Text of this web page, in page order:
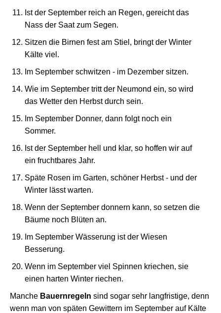
Ist der September reich an Regen, gereicht das
Nass der Saat zum Segen.
Sitzen die Birnen fest am Stiel, bringt der Winter
Kälte viel.
Im September schwitzen - im Dezember sitzen.
Wie im September tritt der Neumond ein, so wird
das Wetter den Herbst durch sein.
Im September Donner, dann folgt noch ein
Sommer.
Ist der September hell und klar, so hoffen wir auf
ein fruchtbares Jahr.
Späte Rosen im Garten, schöner Herbst - und der
Winter lässt warten.
Wenn der September donnern kann, so setzen die
Bäume noch Blüten an.
Im September Wässerung ist der Wiesen
Besserung.
Wenn im September viel Spinnen kriechen, sie
einen harten Winter riechen.
Manche Bauernregeln sind sogar sehr langfristige, denn
wenn man von späten Gewittern im September auf Kälte